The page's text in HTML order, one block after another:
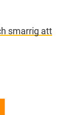
smarrig att